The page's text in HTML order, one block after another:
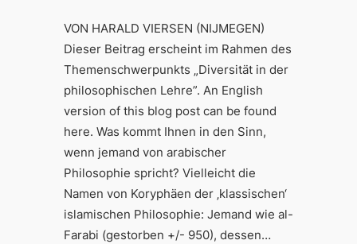
VON HARALD VIERSEN (NIJMEGEN)
Dieser Beitrag erscheint im Rahmen des
Themenschwerpunkts „Diversität in der
philosophischen Lehre”. An English
version of this blog post can be found
here. Was kommt Ihnen in den Sinn,
wenn jemand von arabischer
Philosophie spricht? Vielleicht die
Namen von Koryphäen der ‚klassischen‘
islamischen Philosophie: Jemand wie al-
Farabi (gestorben +/- 950), dessen…